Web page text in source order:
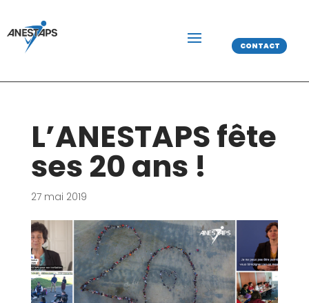
CONTACT
L’ANESTAPS fête
ses 20 ans !
27 mai 2019